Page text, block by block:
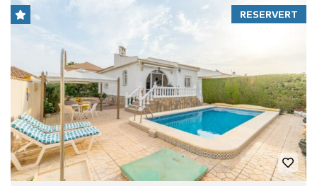
RESERVERT